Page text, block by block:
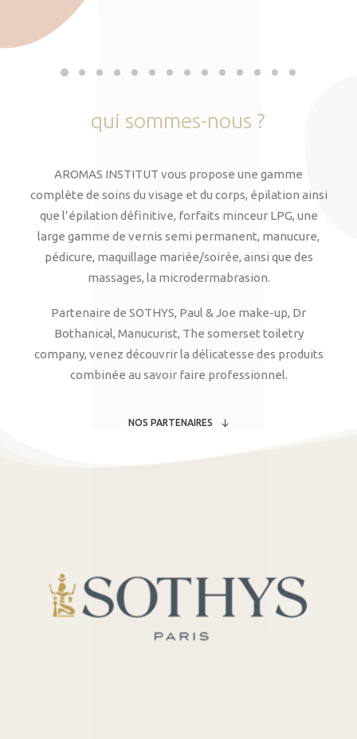
qui sommes-nous ?
AROMAS INSTITUT vous propose une gamme
complète de soins du visage et du corps, épilation ainsi
que l’épilation définitive, forfaits minceur LPG, une
large gamme de vernis semi permanent, manucure,
pédicure, maquillage mariée/soirée, ainsi que des
massages, la microdermabrasion.
Partenaire de SOTHYS, Paul & Joe make-up, Dr
Bothanical, Manucurist, The somerset toiletry
company, venez découvrir la délicatesse des produits
combinée au savoir faire professionnel.
NOS PARTENAIRES